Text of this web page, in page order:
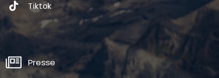
Tiktok
Presse